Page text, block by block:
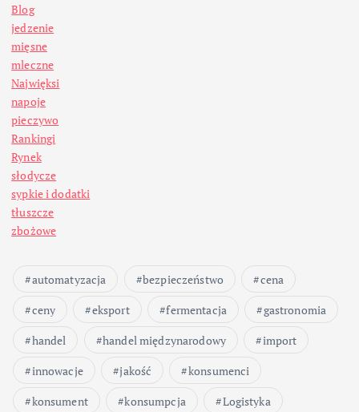
Blog
jedzenie
mięsne
mleczne
Najwięksi
napoje
pieczywo
Rankingi
Rynek
słodycze
sypkie i dodatki
tłuszcze
zbożowe
automatyzacja bezpieczeństwo
cena
ceny
eksport fermentacja
gastronomia
handel
handel międzynarodowy
import
innowacje
jakość
konsumenci
konsument
konsumpcja
Logistyka